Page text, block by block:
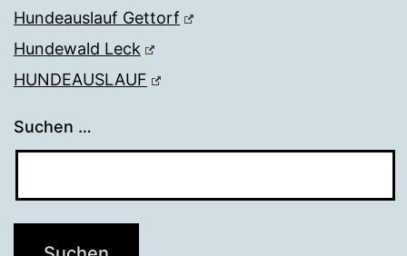
Hundeauslauf Gettorf
Hundewald Leck
HUNDEAUSLAUF
Suchen …